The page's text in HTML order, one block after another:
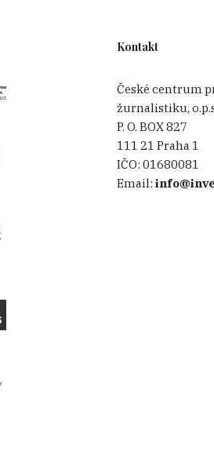
Kontakt
České centrum
žurnalistiku,
P. O. BOX 827
111 21 Praha 1
IČO: 01680081
Email: